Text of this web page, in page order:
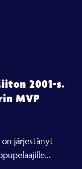
2001-s.
MVP
on järjestänyt